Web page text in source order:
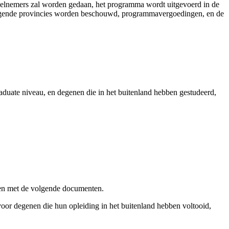
zal worden gedaan, het programma wordt uitgevoerd in de
provincies worden beschouwd, programmavergoedingen, en de
niveau, en degenen die in het buitenland hebben gestudeerd,
met de volgende documenten.
degenen die hun opleiding in het buitenland hebben voltooid,